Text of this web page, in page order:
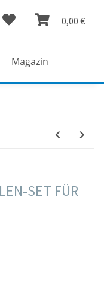
0,00 €
Magazin
SET FÜR